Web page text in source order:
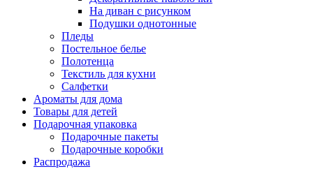
На диван с рисунком
Подушки однотонные
Пледы
Постельное белье
Полотенца
Текстиль для кухни
Салфетки
Ароматы для дома
Товары для детей
Подарочная упаковка
Подарочные пакеты
Подарочные коробки
Распродажа